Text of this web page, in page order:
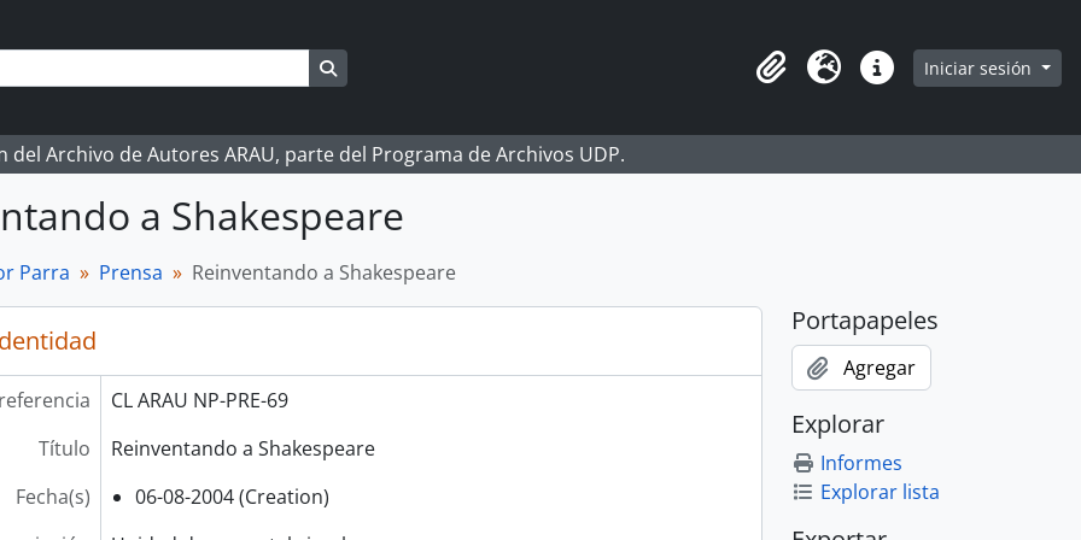
Portapapeles
Idioma Enlaces rápidos
Iniciar sesión
Archivo de Autores ARAU, parte del Programa de Archivos UDP.
a Shakespeare
Parra Prensa Reinventando a Shakespeare
CL ARAU NP-PRE-69
Título
Reinventando a Shakespeare
Fecha(s)
06-08-2004 (Creation)
Portapapeles
Agregar
Explorar
Informes
Explorar lista